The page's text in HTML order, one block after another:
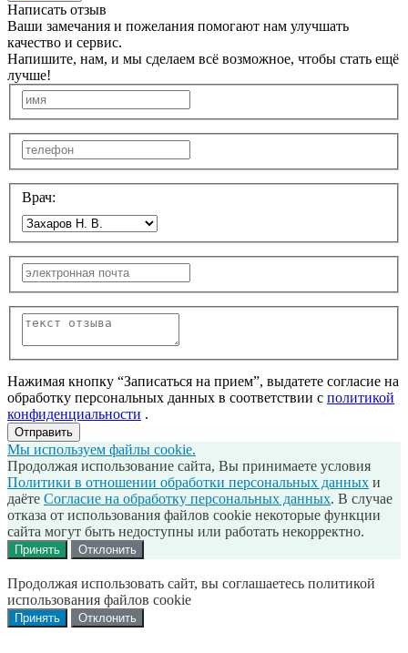
Написать отзыв
Ваши замечания и пожелания помогают нам улучшать
качество и сервис.
Напишите, нам, и мы сделаем всё возможное, чтобы стать ещё
лучше!
Врач:
Нажимая кнопку “Записаться на прием”, выдатете согласие на
обработку персональных данных в соответствии с политикой
конфиденциальности .
Отправить
Мы используем файлы cookie.
Продолжая использование сайта, Вы принимаете условия
Политики в отношении обработки персональных данных и
даёте Согласие на обработку персональных данных. В случае
отказа от использования файлов cookie некоторые функции
сайта могут быть недоступны или работать некорректно.
Принять Отклонить
Продолжая использовать сайт, вы соглашаетесь политикой
использования файлов cookie
Принять Отклонить